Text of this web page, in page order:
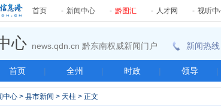
首页 - 新闻中心 - 黔图汇 - 人才网 - 视听中
心 news.qdn.cn 黔东南权威新闻门户 新闻热
首页 | 全州 | 时政 | 领导 |
中心 > 县市新闻 > 天柱 > 正文